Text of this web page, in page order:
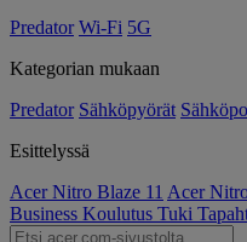
Predator Wi-Fi 5G
Kategorian mukaan
Predator Sähköpyörät
Esittelyssä
Acer Nitro Blaze 11 Acer
Business Koulutus Tuki